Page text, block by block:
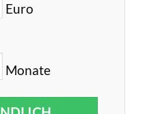
Euro
Monate